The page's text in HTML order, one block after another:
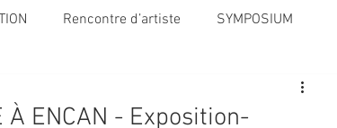
Rencontre d’artiste SYMPOSIUM
ENCAN - Exposition-